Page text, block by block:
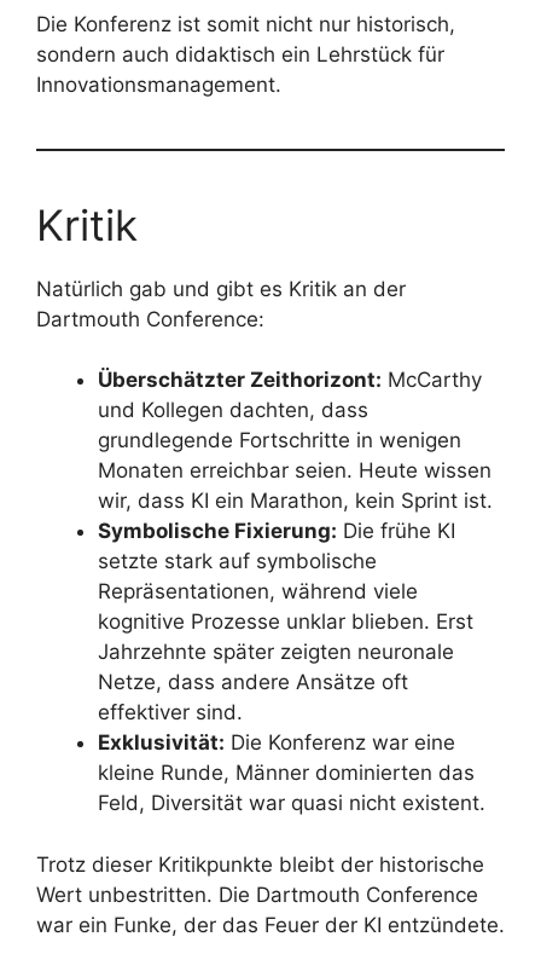
Die Konferenz ist somit nicht nur historisch,
sondern auch didaktisch ein Lehrstück für
Innovationsmanagement.
Kritik
Natürlich gab und gibt es Kritik an der
Dartmouth Conference:
Überschätzter Zeithorizont: McCarthy
und Kollegen dachten, dass
grundlegende Fortschritte in wenigen
Monaten erreichbar seien. Heute wissen
wir, dass KI ein Marathon, kein Sprint ist.
Symbolische Fixierung: Die frühe KI
setzte stark auf symbolische
Repräsentationen, während viele
kognitive Prozesse unklar blieben. Erst
Jahrzehnte später zeigten neuronale
Netze, dass andere Ansätze oft
effektiver sind.
Exklusivität: Die Konferenz war eine
kleine Runde, Männer dominierten das
Feld, Diversität war quasi nicht existent.
Trotz dieser Kritikpunkte bleibt der historische
Wert unbestritten. Die Dartmouth Conference
war ein Funke, der das Feuer der KI entzündete.